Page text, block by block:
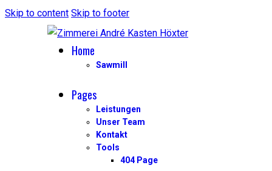
Skip to content Skip to footer
Home
Sawmill
Pages
Leistungen
Unser Team
Kontakt
Tools
404 Page